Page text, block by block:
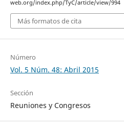
web.org/index.php/TyC/article/view/994
Más formatos de cita
Número
Vol. 5 Núm. 48: Abril 2015
Sección
Reuniones y Congresos